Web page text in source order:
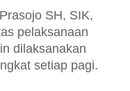
SH, SIK,
pelaksanaan
dilaksanakan
setiap pagi.